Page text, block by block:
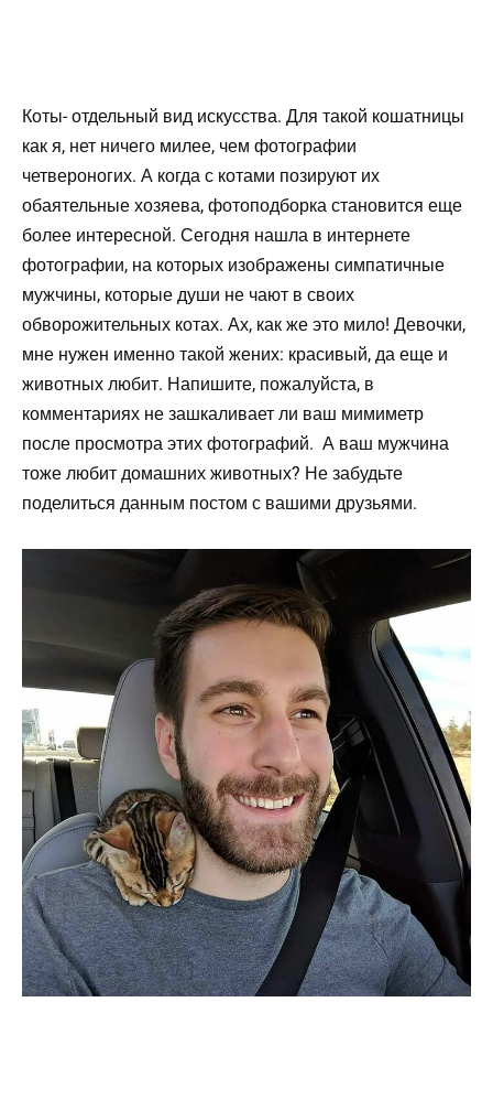
Коты- отдельный вид искусства. Для такой кошатницы
как я, нет ничего милее, чем фотографии
четвероногих. А когда с котами позируют их
обаятельные хозяева, фотоподборка становится еще
более интересной. Сегодня нашла в интернете
фотографии, на которых изображены симпатичные
мужчины, которые души не чают в своих
обворожительных котах. Ах, как же это мило! Девочки,
мне нужен именно такой жених: красивый, да еще и
животных любит. Напишите, пожалуйста, в
комментариях не зашкаливает ли ваш мимиметр
после просмотра этих фотографий. А ваш мужчина
тоже любит домашних животных? Не забудьте
поделиться данным постом с вашими друзьями.